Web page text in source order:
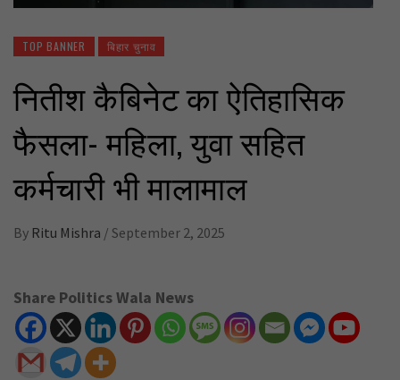
TOP BANNER बिहार चुनाव
नितीश कैबिनेट का ऐतिहासिक
फैसला- महिला, युवा सहित
कर्मचारी भी मालामाल
By Ritu Mishra / September 2, 2025
Share Politics Wala News